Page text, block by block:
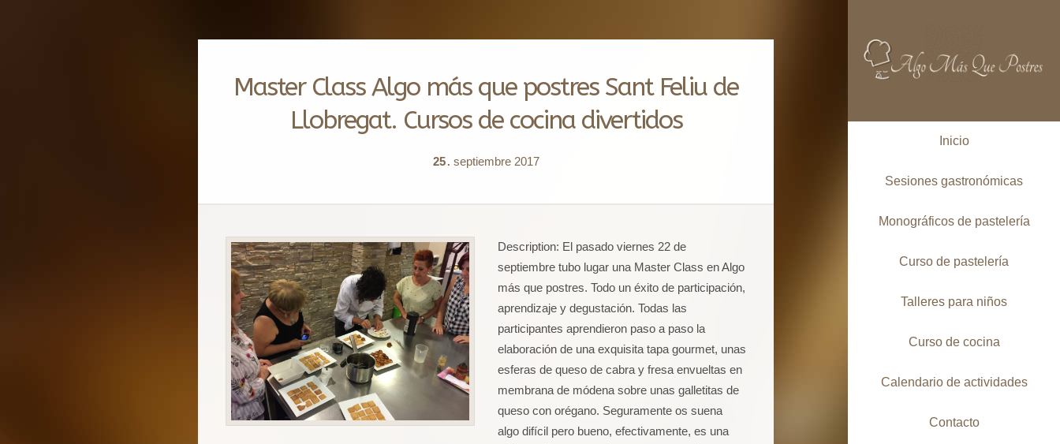
Inicio
Sesiones gastronómicas
Monográficos de pastelería
Curso de pastelería
Talleres para niños
Curso de cocina
Calendario de actividades
Contacto
Master Class Algo más que postres Sant Feliu de
Llobregat. Cursos de cocina divertidos
25 . septiembre 2017
Description: El pasado viernes 22 de
septiembre tubo lugar una Master Class en Algo
más que postres. Todo un éxito de participación,
aprendizaje y degustación. Todas las
participantes aprendieron paso a paso la
elaboración de una exquisita tapa gourmet, unas
esferas de queso de cabra y fresa envueltas en
membrana de módena sobre unas galletitas de
queso con orégano. Seguramente os suena
algo difícil pero bueno, efectivamente, es una